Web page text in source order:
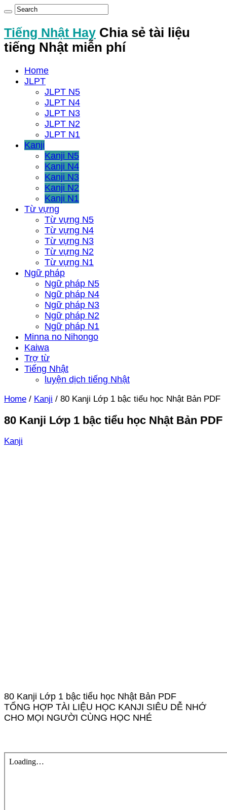
Tiếng Nhật Hay Chia sẻ tài liệu
tiếng Nhật miễn phí
Home
JLPT
JLPT N5
JLPT N4
JLPT N3
JLPT N2
JLPT N1
Kanji
Kanji N5
Kanji N4
Kanji N3
Kanji N2
Kanji N1
Từ vựng
Từ vựng N5
Từ vựng N4
Từ vựng N3
Từ vựng N2
Từ vựng N1
Ngữ pháp
Ngữ pháp N5
Ngữ pháp N4
Ngữ pháp N3
Ngữ pháp N2
Ngữ pháp N1
Minna no Nihongo
Kaiwa
Trợ từ
Tiếng Nhật
luyện dịch tiếng Nhật
Home / Kanji / 80 Kanji Lớp 1 bậc tiểu học Nhật Bản PDF
80 Kanji Lớp 1 bậc tiểu học Nhật Bản PDF
Kanji
80 Kanji Lớp 1 bậc tiểu học Nhật Bản PDF
TỔNG HỢP TÀI LIỆU HỌC KANJI SIÊU DỄ NHỚ
CHO MỌI NGƯỜI CÙNG HỌC NHÉ